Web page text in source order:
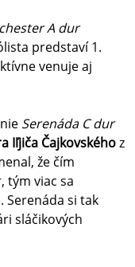
A dur
predstaví 1.
venuje aj
Serenáda C dur
Iľjiča Čajkovskéhoz
že čím
tým viac sa
si tak
sláčikových